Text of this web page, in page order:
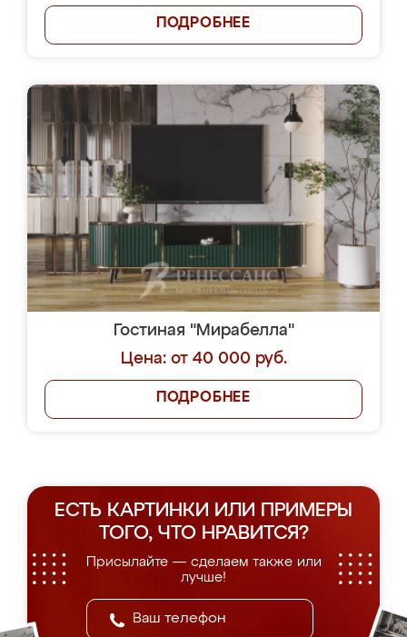
ПОДРОБНЕЕ
Гостиная "Мирабелла"
Цена: от 40 000 руб.
ПОДРОБНЕЕ
ЕСТЬ КАРТИНКИ ИЛИ ПРИМЕРЫ
ТОГО, ЧТО НРАВИТСЯ?
Присылайте — сделаем также или
лучше!